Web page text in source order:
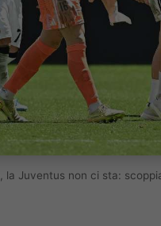
la Juventus non ci sta: